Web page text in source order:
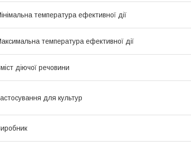
температура ефективної дії
температура ефективної дії
діючої речовини
для культур